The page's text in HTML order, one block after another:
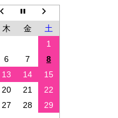
木 金
土
1
6 7
8
13 14
15
20 21
22
27 28
29